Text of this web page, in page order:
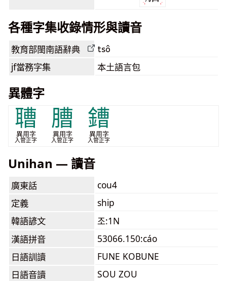
各種字集收錄情形與讀音
教育部閩南語辭典 tsô
jf當務字集 本土語言包
異體字
䏆
異用字
入管正字
䐬
異用字
入管正字
鏪
異用字
入管正字
Unihan — 讀音
廣東話
cou4
定義
ship
韓語諺文
조:1N
漢語拼音
53066.150:cáo
日語訓讀
FUNE KOBUNE
日語音讀
SOU ZOU